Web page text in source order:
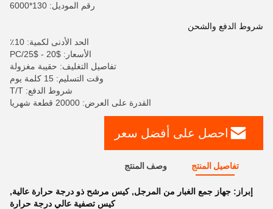
رقم الموديل: 130*6000
شروط الدفع والشحن
الحد الأدنى لكمية: 10٪
الأسعار: $20 - $25/PC
تفاصيل التغليف: حقيبة مغزولة
وقت التسليم: 15 كلمة يوم
شروط الدفع: T/T
القدرة على العرض: 20000 قطعة شهريا
احصل على أفضل سعر
تفاصيل المنتج وصف المنتج
إبراز: جهاز جمع الغبار من المرجل,كيس مرشح ذو درجة حرارة عالية,
كيس تصفية عالي درجة حرارة